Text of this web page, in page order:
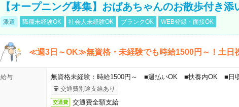
【オープニング募集】おばあちゃんのお散歩付き添
派遣 職種未経験OK 社会人未経験OK ブランクOK WEB登録・面接OK
≪週3日～OK≫無資格・未経験でも時給1500円～！土日
給与 無資格未経験：時給1500円～ ■週払いOK ■扶養内OK ■日
交通費別途支給あり
交通費 交通費全額支給